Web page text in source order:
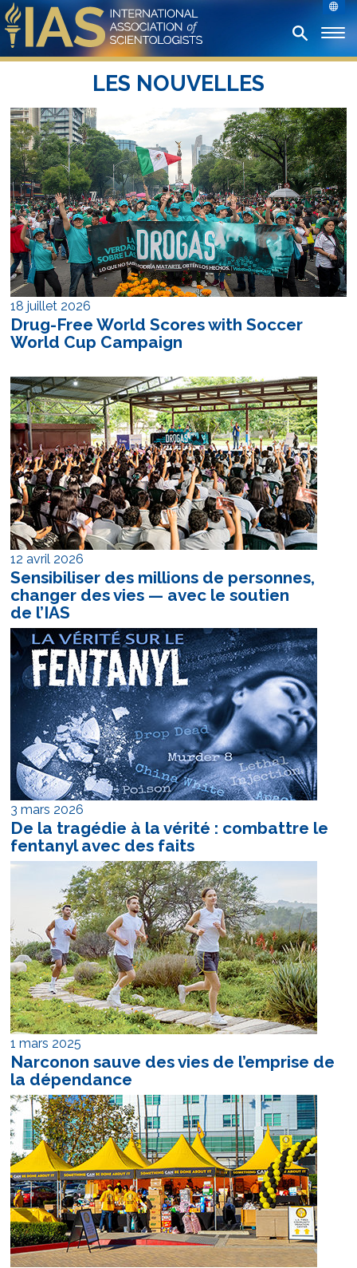
LES NOUVELLES
18 juillet 2026
Drug-Free World Scores with Soccer
World Cup Campaign
12 avril 2026
Sensibiliser des millions de personnes,
changer des vies — avec le soutien
de l’IAS
3 mars 2026
De la tragédie à la vérité : combattre le
fentanyl avec des faits
1 mars 2025
Narconon sauve des vies de l’emprise de
la dépendance